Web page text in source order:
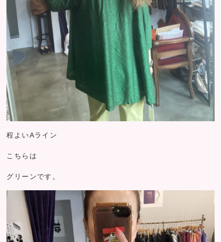
程よいAライン
こちらは
グリーンです。